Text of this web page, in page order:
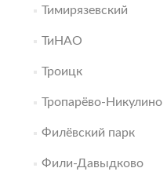
Тимирязевский
ТиНАО
Троицк
Тропарёво-Никулино
Филёвский парк
Фили-Давыдково